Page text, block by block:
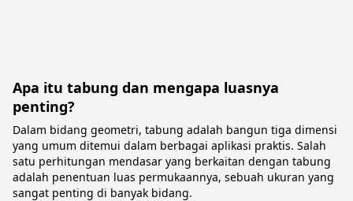
Apa itu tabung dan mengapa luasnya
penting?
Dalam bidang geometri, tabung adalah bangun tiga dimensi
yang umum ditemui dalam berbagai aplikasi praktis. Salah
satu perhitungan mendasar yang berkaitan dengan tabung
adalah penentuan luas permukaannya, sebuah ukuran yang
sangat penting di banyak bidang.